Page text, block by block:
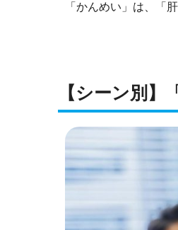
「かんめい」は、「
【シーン別